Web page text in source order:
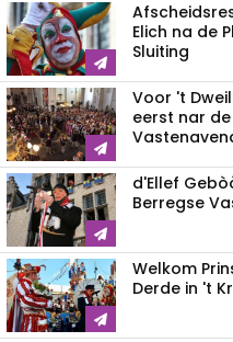
Elich na de
Sluiting
Voor 't
eerst nar de
d'Ellef
Berregse
Welkom
Derde in 't